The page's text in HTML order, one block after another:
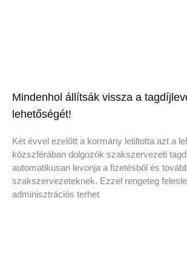
Mindenhol állítsák vissza a
lehetőségét!
Két évvel ezelőtt a kormány letiltotta azt a
közszférában dolgozók szakszervezeti
automatikusan levonja a fizetésből és
szakszervezeteknek. Ezzel rengeteg
adminisztrációs terhet